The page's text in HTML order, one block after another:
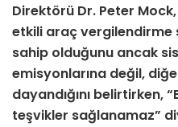
Direktörü Dr. Peter
etkili araç vergilendirme
sahip olduğunu ancak
emisyonlarına değil,
dayandığını belirtirken,
teşvikler sağlanamaz”